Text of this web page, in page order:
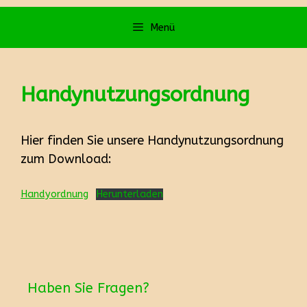
Menü
Handynutzungsordnung
Hier finden Sie unsere Handynutzungsordnung
zum Download:
Handyordnung Herunterladen
Haben Sie Fragen?